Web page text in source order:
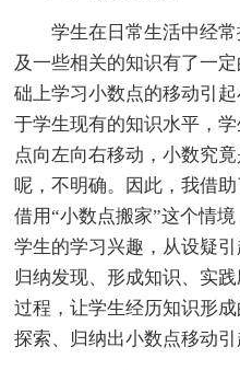
学生在日常生活中经常
及一些相关的知识有了一
础上学习小数点的移动引
于学生现有的知识水平，
点向左向右移动，小数究
呢，不明确。因此，我借
借用“小数点搬家”这个情
学生的学习兴趣，从设疑
归纳发现、形成知识、实
过程，让学生经历知识形
探索、归纳出小数点移动引